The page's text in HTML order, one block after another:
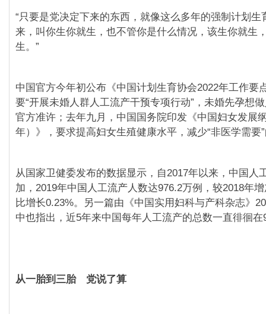
“只要是党决定下来的东西，就像这么多年的强制计划生
来，叫你生你就生，也不管你是什么情况，该生你就生
生。”
中国官方今年初公布《中国计划生育协会2022年工作要
要“开展未婚人群人工流产干预专项行动”，未婚先孕想
官方准许；去年九月，中国国务院印发《中国妇女发展
年）》，要求提高妇女生殖健康水平，减少“非医学需要
从国家卫健委发布的数据显示，自2017年以来，中国人
加，2019年中国人工流产人数达976.2万例，较2018年
比增长0.23%。另一篇由《中国实用妇科与产科杂志》
中也指出，近5年来中国每年人工流产的总数一直徘徊在
从一胎到三胎 党说了算